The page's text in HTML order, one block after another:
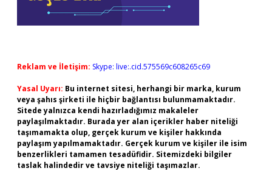
Reklam ve İletişim: Skype: live:.cid.575569c608265c69
Yasal Uyarı: Bu internet sitesi, herhangi bir marka, kurum
veya şahıs şirketi ile hiçbir bağlantısı bulunmamaktadır.
Sitede yalnızca kendi hazırladığımız makaleler
paylaşılmaktadır. Burada yer alan içerikler haber niteliği
taşımamakta olup, gerçek kurum ve kişiler hakkında
paylaşım yapılmamaktadır. Gerçek kurum ve kişiler ile isim
benzerlikleri tamamen tesadüfidir. Sitemizdeki bilgiler
taslak halindedir ve tavsiye niteliği taşımazlar.